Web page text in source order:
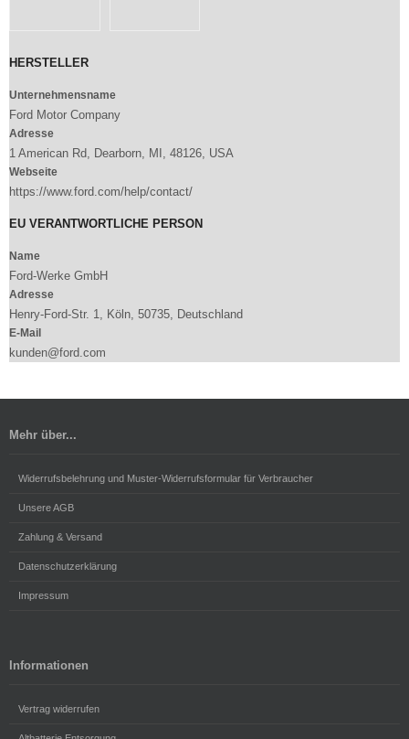
HERSTELLER
Unternehmensname
Ford Motor Company
Adresse
1 American Rd, Dearborn, MI, 48126, USA
Webseite
https://www.ford.com/help/contact/
EU VERANTWORTLICHE PERSON
Name
Ford-Werke GmbH
Adresse
Henry-Ford-Str. 1, Köln, 50735, Deutschland
E-Mail
kunden@ford.com
Mehr über...
Widerrufsbelehrung und Muster-Widerrufsformular für Verbraucher
Unsere AGB
Zahlung & Versand
Datenschutzerklärung
Impressum
Informationen
Vertrag widerrufen